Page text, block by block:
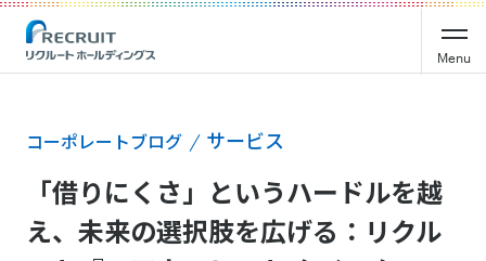
Menu
コーポレートブログ サービス
「借りにくさ」というハードルを越
え、未来の選択肢を広げる：リクル